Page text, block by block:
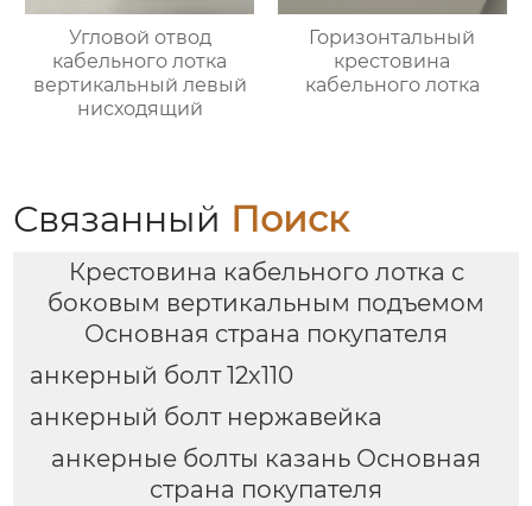
Угловой отвод
кабельного лотка
вертикальный левый
нисходящий
Горизонтальный
крестовина
кабельного лотка
Связанный Поиск
Крестовина кабельного лотка с
боковым вертикальным подъемом
Основная страна покупателя
анкерный болт 12х110
анкерный болт нержавейка
анкерные болты казань Основная
страна покупателя